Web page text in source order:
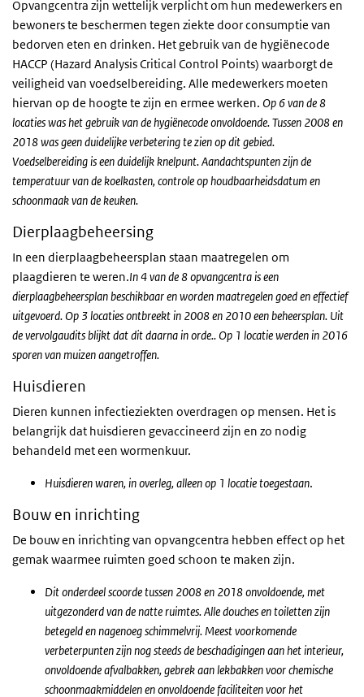
Opvangcentra zijn wettelijk verplicht om hun medewerkers en
bewoners te beschermen tegen ziekte door consumptie van
bedorven eten en drinken. Het gebruik van de hygiënecode
HACCP (Hazard Analysis Critical Control Points) waarborgt de
veiligheid van voedselbereiding. Alle medewerkers moeten
hiervan op de hoogte te zijn en ermee werken. Op 6 van de 8
locaties was het gebruik van de hygiënecode onvoldoende. Tussen 2008 en
2018 was geen duidelijke verbetering te zien op dit gebied.
Voedselbereiding is een duidelijk knelpunt. Aandachtspunten zijn de
temperatuur van de koelkasten, controle op houdbaarheidsdatum en
schoonmaak van de keuken.
Dierplaagbeheersing
In een dierplaagbeheersplan staan maatregelen om
plaagdieren te weren.In 4 van de 8 opvangcentra is een
dierplaagbeheersplan beschikbaar en worden maatregelen goed en effectief
uitgevoerd. Op 3 locaties ontbreekt in 2008 en 2010 een beheersplan. Uit
de vervolgaudits blijkt dat dit daarna in orde.. Op 1 locatie werden in 2016
sporen van muizen aangetroffen.
Huisdieren
Dieren kunnen infectieziekten overdragen op mensen. Het is
belangrijk dat huisdieren gevaccineerd zijn en zo nodig
behandeld met een wormenkuur.
Huisdieren waren, in overleg, alleen op 1 locatie toegestaan.
Bouw en inrichting
De bouw en inrichting van opvangcentra hebben effect op het
gemak waarmee ruimten goed schoon te maken zijn.
Dit onderdeel scoorde tussen 2008 en 2018 onvoldoende, met
uitgezonderd van de natte ruimtes. Alle douches en toiletten zijn
betegeld en nagenoeg schimmelvrij. Meest voorkomende
verbeterpunten zijn nog steeds de beschadigingen aan het interieur,
onvoldoende afvalbakken, gebrek aan lekbakken voor chemische
schoonmaakmiddelen en onvoldoende faciliteiten voor het